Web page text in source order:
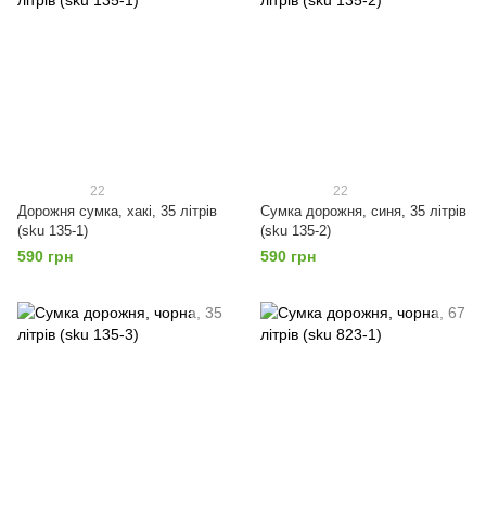
22
Дорожня сумка, хакі, 35 літрів
(sku 135-1)
590 грн
22
Сумка дорожня, синя, 35 літрів
(sku 135-2)
590 грн